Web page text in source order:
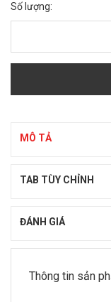
Số lượng:
MÔ TẢ
TAB TÙY CHỈNH
ĐÁNH GIÁ
Thông tin sản